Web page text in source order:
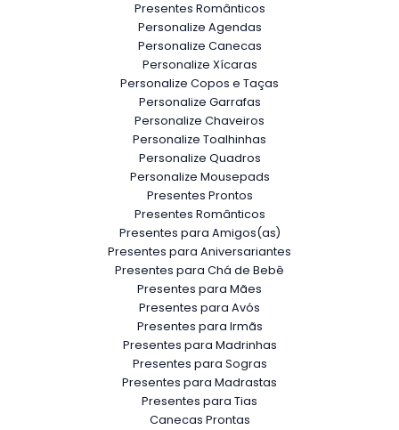
Presentes Românticos
Personalize Agendas
Personalize Canecas
Personalize Xícaras
Personalize Copos e Taças
Personalize Garrafas
Personalize Chaveiros
Personalize Toalhinhas
Personalize Quadros
Personalize Mousepads
Presentes Prontos
Presentes Românticos
Presentes para Amigos(as)
Presentes para Aniversariantes
Presentes para Chá de Bebê
Presentes para Mães
Presentes para Avós
Presentes para Irmãs
Presentes para Madrinhas
Presentes para Sogras
Presentes para Madrastas
Presentes para Tias
Canecas Prontas